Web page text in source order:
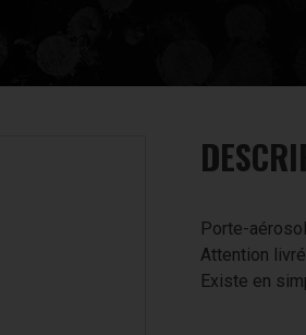
Porte-
Attention
Existe en